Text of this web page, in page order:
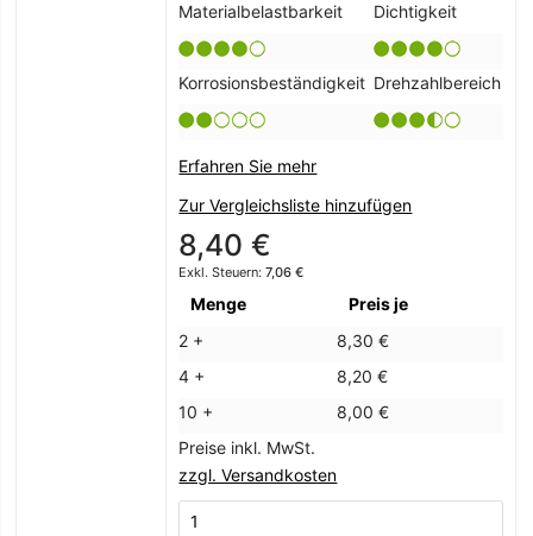
Materialbelastbarkeit
Dichtigkeit
Korrosionsbeständigkeit Drehzahlbereich
Erfahren Sie mehr
Zur Vergleichsliste hinzufügen
8,40 €
7,06 €
Menge
Preis je
2 +
8,30 €
4 +
8,20 €
10 +
8,00 €
Preise inkl. MwSt.
zzgl. Versandkosten